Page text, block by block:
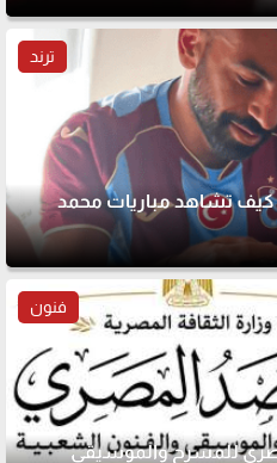
ترند
كيف تشاهد مباريات محمد
فنون
للمسرح والموسيقى